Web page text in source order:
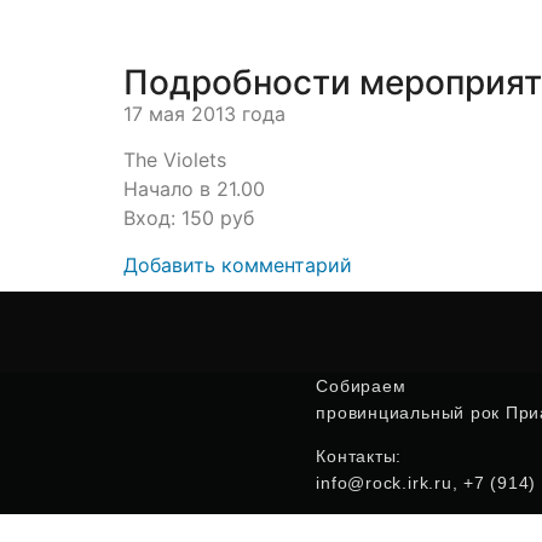
Подробности
17 мая 2013 года
The Violets
Начало в 21.00
Вход: 150 руб
Добавить комментарий
Собираем
провинциальный рок
Контакты:
info@rock.irk.ru, +7 (914)